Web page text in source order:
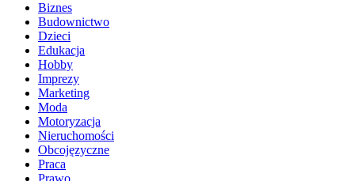
Biznes
Budownictwo
Dzieci
Edukacja
Hobby
Imprezy
Marketing
Moda
Motoryzacja
Nieruchomości
Obcojęzyczne
Praca